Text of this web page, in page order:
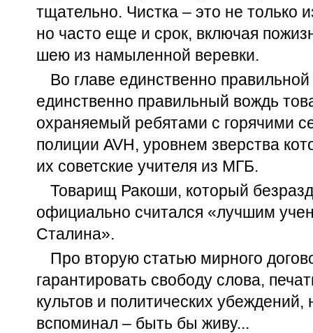
тщательно. Чистка – это не только
но часто еще и срок, включая
шею из намыленной веревки.
Во главе единственно
единственно правильный вождь
охраняемый ребятами с горячими
полиции AVH, уровнем зверства
их советские учителя из МГБ.
Товарищ Ракоши, который
официально считался «лучшим
Сталина».
Про вторую статью мирного
гарантировать свободу слова,
культов и политических убеждений,
вспоминал – быть бы живу...